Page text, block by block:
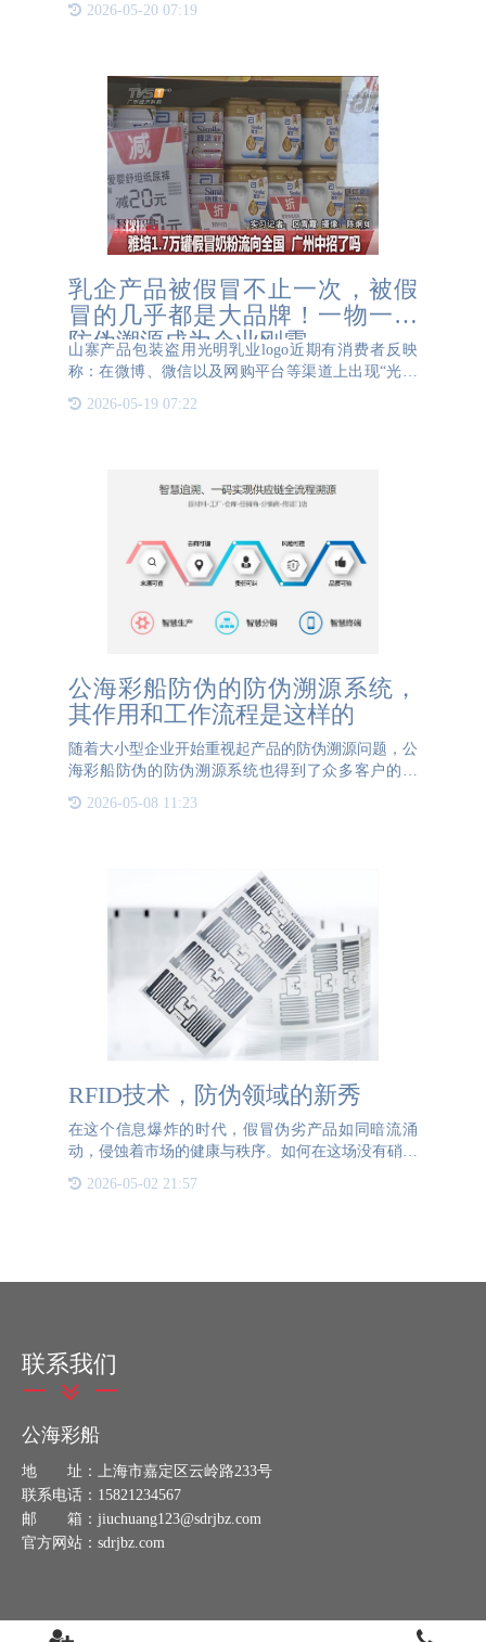
制作高质量的防伪标志。这篇文章我们来详细介绍一
2026-05-20 07:19
乳企产品被假冒不止一次，被假
冒的几乎都是大品牌！一物一码
防伪溯源成为企业刚需
山寨产品包装盗用光明乳业logo近期有消费者反映
称：在微博、微信以及网购平台等渠道上出现“光明
及产品，产品宣传链接及产品包装中出现“光明”字样
2026-05-19 07:22
公海彩船防伪的防伪溯源系统，
其作用和工作流程是这样的
随着大小型企业开始重视起产品的防伪溯源问题，公
海彩船防伪的防伪溯源系统也得到了众多客户的信
任。防伪溯源系统不仅是技术发展的产物，更是构建
诚信市场不可缺少的一环。公海彩船防伪的防伪溯源
2026-05-08 11:23
RFID技术，防伪领域的新秀
在这个信息爆炸的时代，假冒伪劣产品如同暗流涌
动，侵蚀着市场的健康与秩序。如何在这场没有硝烟
的战争中保护消费者的利益，成为了全球各界关注的
焦点。而在此背景下，RFID技术开始在防伪领域大
2026-05-02 21:57
联系我们
公海彩船
地 址：上海市嘉定区云岭路233号
联系电话：15821234567
邮 箱：jiuchuang123@sdrjbz.com
官方网站：sdrjbz.com